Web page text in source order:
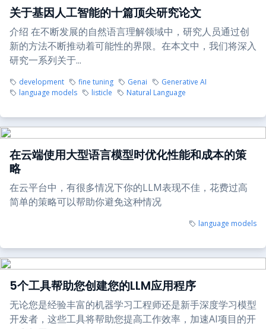
关于基因人工智能的十篇顶尖研究论文
介绍 在不断发展的自然语言理解领域中，研究人员通过创
新的方法不断推动着可能性的界限。在本文中，我们将深入
研究一系列关于...
development fine tuning Genai
Generative AI
language models
listicle Natural Language
在云端使用大型语言模型时优化性能和成本的策
略
在云平台中，有很多情况下你的LLM表现不佳，花费过高
简单的策略可以帮助你避免这种情况
language models
5个工具帮助您创建您的LLM应用程序
无论您是经验丰富的机器学习工程师还是新手深度学习模型
开发者，这些工具将帮助您提高工作效率，加速AI项目的开